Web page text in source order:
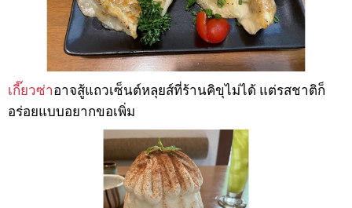
เกี๊ยวซ่าอาจสู้แถวเซ็นต์หลุยส์ที่ร้านคิขุไม่ได้ แต่รสชาติก็
อร่อยแบบอยากขอเพิ่ม